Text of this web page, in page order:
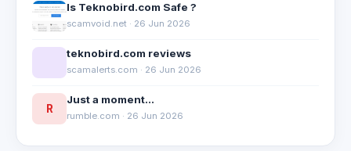
Is Teknobird.com Safe ?
scamvoid.net · 26 Jun 2026
teknobird.com reviews
scamalerts.com · 26 Jun 2026
R
Just a moment...
rumble.com · 26 Jun 2026